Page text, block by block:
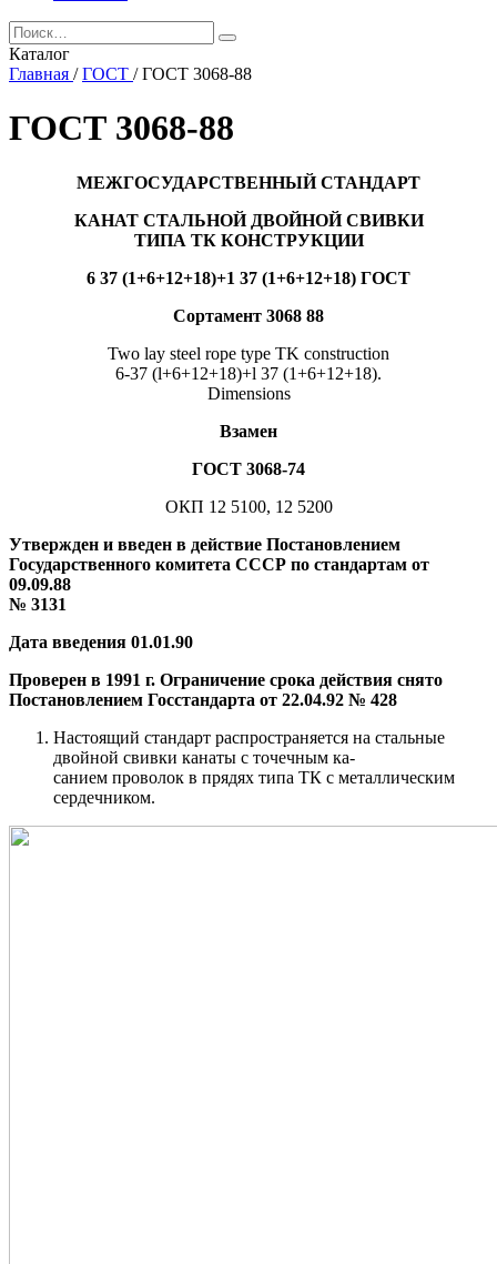
Каталог
Главная / ГОСТ / ГОСТ 3068-88
ГОСТ 3068-88
МЕЖГОСУДАРСТВЕННЫЙ СТАНДАРТ
КАНАТ СТАЛЬНОЙ ДВОЙНОЙ СВИВКИ
ТИПА ТК КОНСТРУКЦИИ
6 37 (1+6+12+18)+1 37 (1+6+12+18) ГОСТ
Сортамент 3068 88
Two lay steel rope type TK construction
6-37 (l+6+12+18)+l 37 (1+6+12+18).
Dimensions
Взамен
ГОСТ 3068-74
ОКП 12 5100, 12 5200
Утвержден и введен в действие Постановлением
Государственного комитета СССР по стандартам от
09.09.88
№ 3131
Дата введения 01.01.90
Проверен в 1991 г. Ограничение срока действия снято
Постановлением Госстандарта от 22.04.92 № 428
Настоящий стандарт распространяется на стальные
двойной свивки канаты с точечным ка-
санием проволок в прядях типа ТК с металлическим
сердечником.